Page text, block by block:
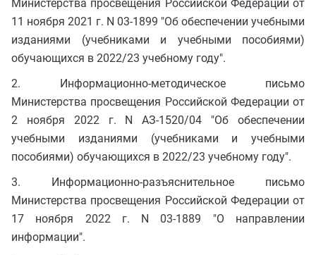
Министерства просвещения Российской Федерации от
11 ноября 2021 г. N 03-1899 "Об обеспечении учебными
изданиями (учебниками и учебными пособиями)
обучающихся в 2022/23 учебному году".
2. Информационно-методическое письмо
Министерства просвещения Российской Федерации от
2 ноября 2022 г. N АЗ-1520/04 "Об обеспечении
учебными изданиями (учебниками и учебными
пособиями) обучающихся в 2022/23 учебному году".
3. Информационно-разъяснительное письмо
Министерства просвещения Российской Федерации от
17 ноября 2022 г. N 03-1889 "О направлении
информации".